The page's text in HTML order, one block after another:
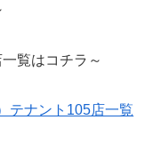
覧はコチラ～
テナント105店一覧